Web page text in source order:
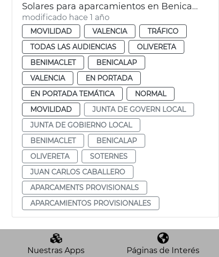
Solares para aparcamientos en Benicalap, Benimàmet, Soternes
modificado hace 1 año
MOVILIDAD VALENCIA
TRÁFICO
TODAS LAS AUDIENCIAS
OLIVERETA
BENIMACLET
BENICALAP
VALENCIA
EN PORTADA
EN PORTADA TEMÁTICA
NORMAL
MOVILIDAD
JUNTA DE GOVERN LOCAL
JUNTA DE GOBIERNO LOCAL
BENIMACLET
BENICALAP
OLIVERETA
SOTERNES
JUAN CARLOS CABALLERO
APARCAMENTS PROVISIONALS
APARCAMIENTOS PROVISIONALES
Nuestras Apps Páginas de Interés